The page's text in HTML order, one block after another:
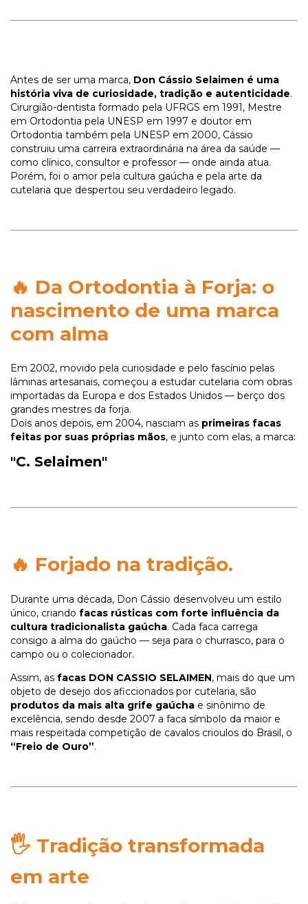
Antes de ser uma marca, Don Cássio Selaimen é uma
história viva de curiosidade, tradição e autenticidade.
Cirurgião-dentista formado pela UFRGS em 1991, Mestre
em Ortodontia pela UNESP em 1997 e doutor em
Ortodontia também pela UNESP em 2000, Cássio
construiu uma carreira extraordinária na área da saúde —
como clínico, consultor e professor — onde ainda atua.
Porém, foi o amor pela cultura gaúcha e pela arte da
cutelaria que despertou seu verdadeiro legado.
🔥 Da Ortodontia à Forja: o
nascimento de uma marca
com alma
Em 2002, movido pela curiosidade e pelo fascínio pelas
lâminas artesanais, começou a estudar cutelaria com obras
importadas da Europa e dos Estados Unidos — berço dos
grandes mestres da forja.
Dois anos depois, em 2004, nasciam as primeiras facas
feitas por suas próprias mãos, e junto com elas, a marca:
"C. Selaimen"
🔥 Forjado na tradição.
Durante uma década, Don Cássio desenvolveu um estilo
único, criando facas rústicas com forte influência da
cultura tradicionalista gaúcha. Cada faca carrega
consigo a alma do gaúcho — seja para o churrasco, para o
campo ou o colecionador.
Assim, as facas DON CASSIO SELAIMEN, mais do que um
objeto de desejo dos aficcionados por cutelaria, são
produtos da mais alta grife gaúcha e sinônimo de
excelência, sendo desde 2007 a faca símbolo da maior e
mais respeitada competição de cavalos crioulos do Brasil, o
“Freio de Ouro”.
🖐️ Tradição transformada
em arte